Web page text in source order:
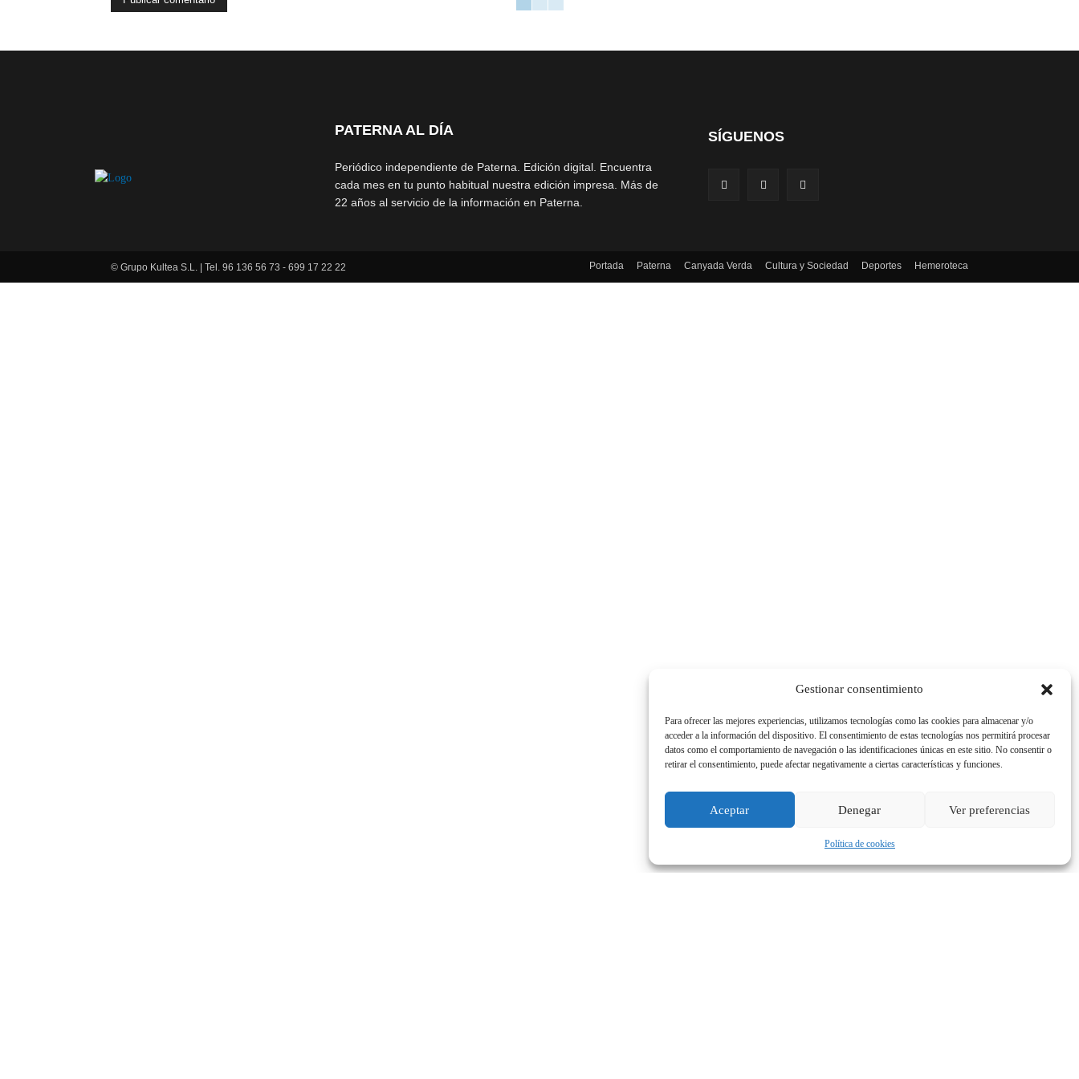
Gestionar consentimiento
Para ofrecer las mejores experiencias, utilizamos tecnologías como las cookies para almacenar y/o
acceder a la información del dispositivo. El consentimiento de estas tecnologías nos permitirá procesar
datos como el comportamiento de navegación o las identificaciones únicas en este sitio. No consentir o
retirar el consentimiento, puede afectar negativamente a ciertas características y funciones.
Aceptar Denegar Ver preferencias
Política de cookies
PATERNA AL DÍA
Periódico independiente de Paterna. Edición digital. Encuentra
cada mes en tu punto habitual nuestra edición impresa. Más de
22 años al servicio de la información en Paterna.
SÍGUENOS
© Grupo Kultea S.L. | Tel. 96 136 56 73 - 699 17 22 22 Portada Paterna Canyada Verda Cultura y Sociedad Deportes Hemeroteca